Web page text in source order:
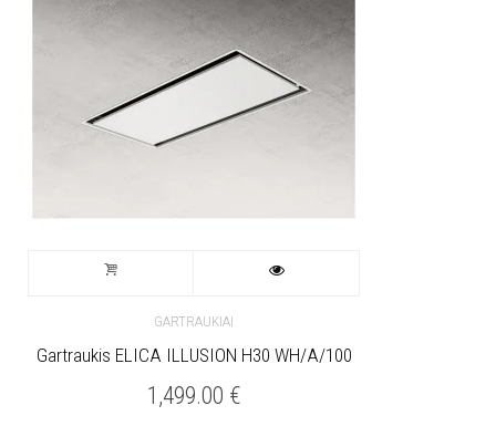
GARTRAUKIAI
Gartraukis ELICA ILLUSION H30 WH/A/100
1,499.00 €